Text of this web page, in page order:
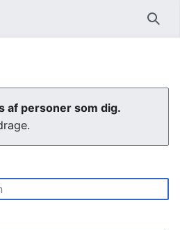
Søg
af personer som dig.